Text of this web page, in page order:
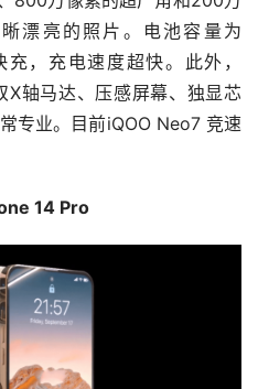
漂亮的照片。电池容量为
，充电速度超快。此外，
X轴马达、压感屏幕、独显芯
专业。目前iQOO Neo7 竞速
14 Pro